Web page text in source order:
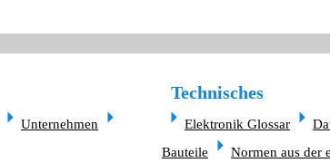
Unternehmen
Technisches
Elektronik Glossar
Bauteile
Normen aus der